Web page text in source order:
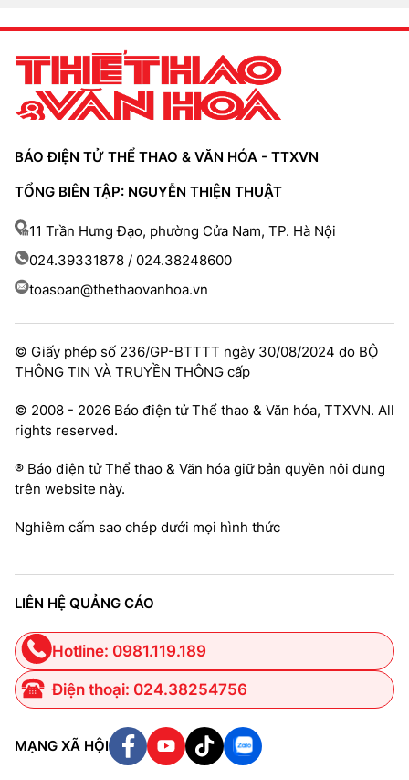
BÁO ĐIỆN TỬ THỂ THAO & VĂN HÓA - TTXVN
TỔNG BIÊN TẬP: NGUYỄN THIỆN THUẬT
11 Trần Hưng Đạo, phường Cửa Nam, TP. Hà Nội
024.39331878 / 024.38248600
toasoan@thethaovanhoa.vn
© Giấy phép số 236/GP-BTTTT ngày 30/08/2024 do BỘ
THÔNG TIN VÀ TRUYỀN THÔNG cấp
© 2008 - 2026 Báo điện tử Thể thao & Văn hóa, TTXVN. All
rights reserved.
® Báo điện tử Thể thao & Văn hóa giữ bản quyền nội dung
trên website này.
Nghiêm cấm sao chép dưới mọi hình thức
LIÊN HỆ QUẢNG CÁO
Hotline: 0981.119.189
Điện thoại: 024.38254756
MẠNG XÃ HỘI